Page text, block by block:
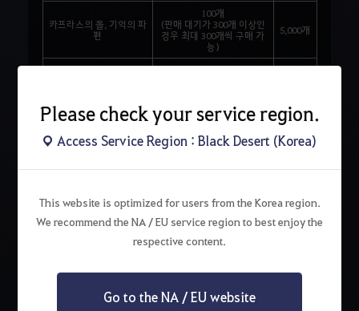
Please check your service region.
Access Service Region : Black Desert (Korea)
This website is optimized for users from the Korea region.
We recommend the NA / EU service region to best enjoy the
respective content.
Go to the NA / EU website
카프라스의 돌, 기억의 파
편
100개
(판매 대기가 300개 이상인
경우 최대 300개씩 구매 가
능)
5,000개
500개
통합거래소 가격이 2천만
(판매 대기가 100개 이상인
경우 최대 100개씩 구매 가
300개
금기의 서, 고어로 기록된
두루마리, 만샤움의 주술
인형)
(판매 대기가 300개 이상인
경우 최대 300개씩 구매 가
능)
1,000개
경우 최대 50개씩 구매 가